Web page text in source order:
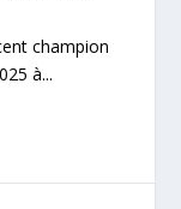
champion
à...